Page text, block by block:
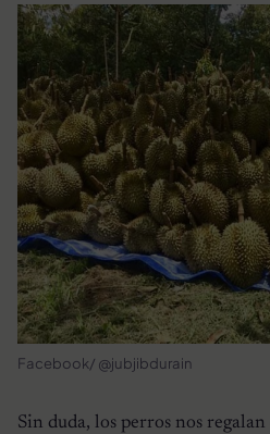
Facebook/ @jubjibdurain
Sin duda, los perros nos